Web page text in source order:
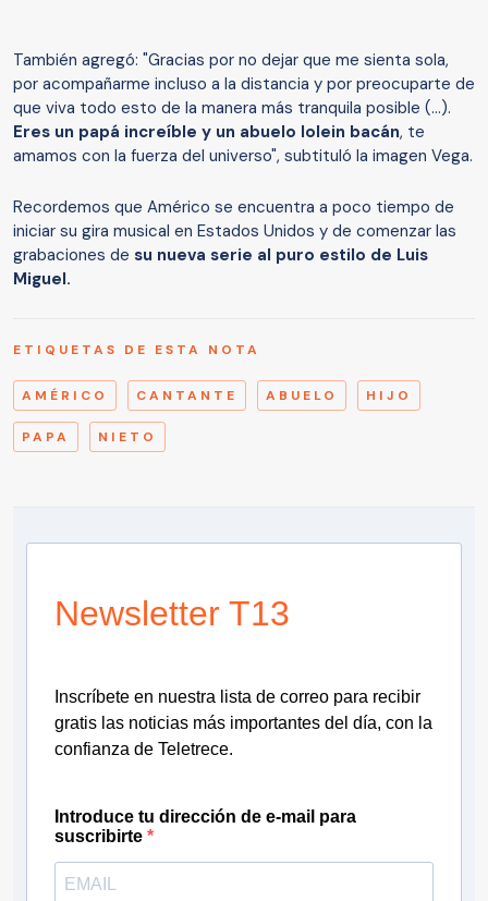
También agregó: "Gracias por no dejar que me sienta sola,
por acompañarme incluso a la distancia y por preocuparte de
que viva todo esto de la manera más tranquila posible (…).
Eres un papá increíble y un abuelo lolein bacán, te
amamos con la fuerza del universo", subtituló la imagen Vega.
Recordemos que Américo se encuentra a poco tiempo de
iniciar su gira musical en Estados Unidos y de comenzar las
grabaciones de su nueva serie al puro estilo de Luis
Miguel.
ETIQUETAS DE ESTA NOTA
AMÉRICO CANTANTE ABUELO HIJO
PAPA NIETO
Newsletter T13
Inscríbete en nuestra lista de correo para recibir
gratis las noticias más importantes del día, con la
confianza de Teletrece.
Introduce tu dirección de e-mail para
suscribirte